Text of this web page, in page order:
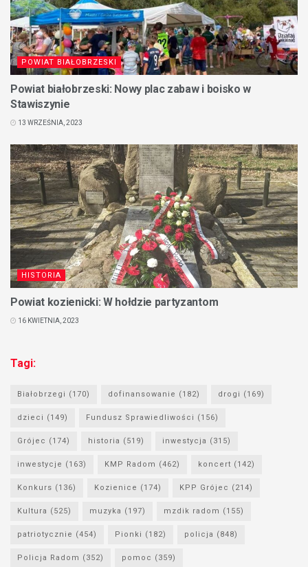
POWIAT BIAŁOBRZESKI
Powiat białobrzeski: Nowy plac zabaw i boisko w
Stawiszynie
13 WRZEŚNIA, 2023
HISTORIA
Powiat kozienicki: W hołdzie partyzantom
16 KWIETNIA, 2023
Tagi:
Białobrzegi (170) dofinansowanie (182) drogi (169)
dzieci (149) Fundusz Sprawiedliwości (156)
Grójec (174) historia (519) inwestycja (315)
inwestycje (163) KMP Radom (462) koncert (142)
Konkurs (136) Kozienice (174) KPP Grójec (214)
Kultura (525) muzyka (197) mzdik radom (155)
patriotycznie (454) Pionki (182) policja (848)
Policja Radom (352) pomoc (359)